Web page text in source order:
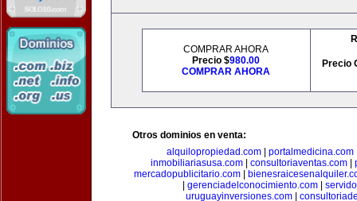
COMPRAR AHORA
Precio $980.00
COMPRAR AHORA
Precio
Otros dominios en venta:
alquilopropiedad.com| portalmedicina.com
inmobiliariasusa.com| consultoriaventas.com|
mercadopublicitario.com
gerenciadelconocimiento.com
uruguayinversiones.com